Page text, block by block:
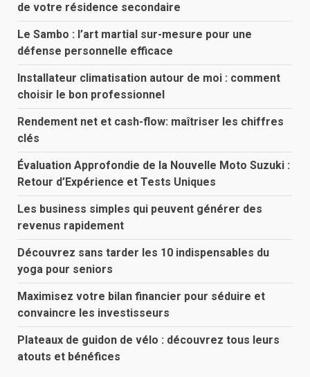
de votre résidence secondaire
Le Sambo : l’art martial sur-mesure pour une
défense personnelle efficace
Installateur climatisation autour de moi : comment
choisir le bon professionnel
Rendement net et cash-flow: maîtriser les chiffres
clés
Évaluation Approfondie de la Nouvelle Moto Suzuki :
Retour d’Expérience et Tests Uniques
Les business simples qui peuvent générer des
revenus rapidement
Découvrez sans tarder les 10 indispensables du
yoga pour seniors
Maximisez votre bilan financier pour séduire et
convaincre les investisseurs
Plateaux de guidon de vélo : découvrez tous leurs
atouts et bénéfices